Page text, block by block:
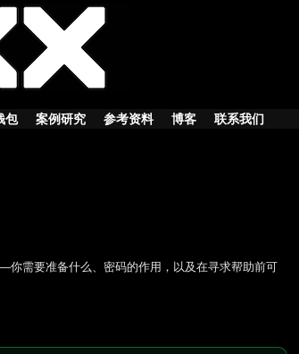
包 案例研究 参考资料 博客 联系我们
需要准备什么、密码的作用，以及在寻求帮助前可